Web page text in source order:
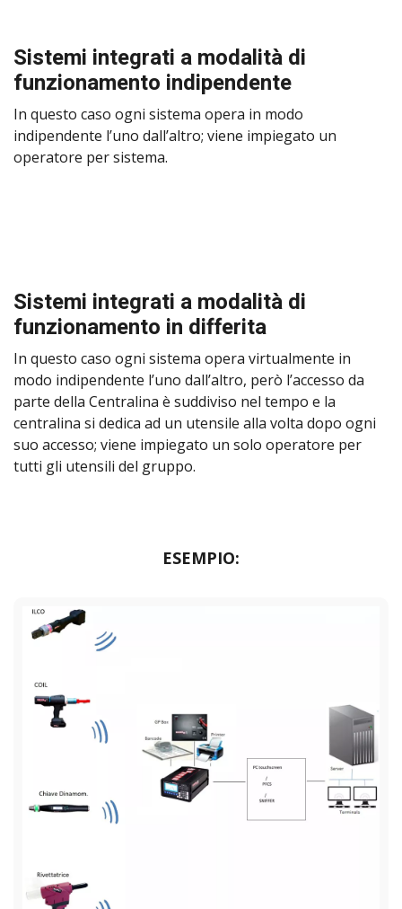
Sistemi integrati a modalità di
funzionamento indipendente
In questo caso ogni sistema opera in modo
indipendente l’uno dall’altro; viene impiegato un
operatore per sistema.
Sistemi integrati a modalità di
funzionamento in differita
In questo caso ogni sistema opera virtualmente in
modo indipendente l’uno dall’altro, però l’accesso da
parte della Centralina è suddiviso nel tempo e la
centralina si dedica ad un utensile alla volta dopo ogni
suo accesso; viene impiegato un solo operatore per
tutti gli utensili del gruppo.
ESEMPIO: